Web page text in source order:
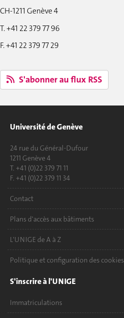
CH-1211 Genève 4
T. +41 22 379 77 96
F. +41 22 379 77 29
S'abonner au flux RSS
Université de Genève
24 rue du Général-Dufour
1211 Genève 4
T. +41 (0)22 379 71 11
F. +41 (0)22 379 11 34
Contact
Plans d'accès aux bâtiments
L'UNIGE de A à Z
Politique et configuration des cookies
S'inscrire à l'UNIGE
Immatriculations